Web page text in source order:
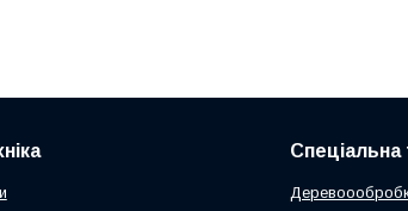
Спеціальна